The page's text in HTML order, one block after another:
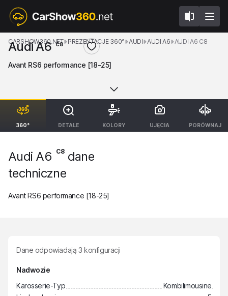
360° DETALE KOLORY UJĘCIA PORÓWNAJ
CARSHOW360.NET PREZENTACJE 360° AUDI AUDI A6 AUDI A6 C8
Audi A6 C8
Avant RS6 performance [18-25]
Audi A6 C8dane
techniczne
Avant RS6 performance [18-25]
Dane odpowiadają 3 konfiguracji
Nadwozie
Karosserie-Typ
Kombilimousine